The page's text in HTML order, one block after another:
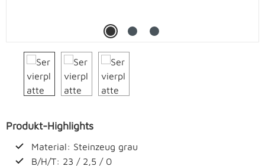
Produkt-Highlights
Material: Steinzeug grau
B/H/T: 23 / 2,5 / 0